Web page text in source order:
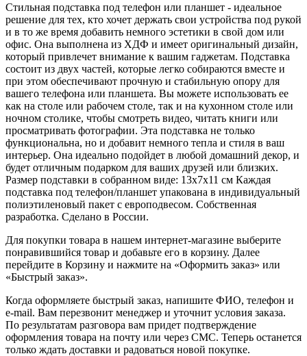
Стильная подставка под телефон или планшет - идеальное
решение для тех, кто хочет держать свои устройства под рукой
и в то же время добавить немного эстетики в свой дом или
офис. Она выполнена из ХДФ и имеет оригинальный дизайн,
который привлечет внимание к вашим гаджетам. Подставка
состоит из двух частей, которые легко собираются вместе и
при этом обеспечивают прочную и стабильную опору для
вашего телефона или планшета. Вы можете использовать ее
как на столе или рабочем столе, так и на кухонном столе или
ночном столике, чтобы смотреть видео, читать книги или
просматривать фотографии. Эта подставка не только
функциональна, но и добавит немного тепла и стиля в ваш
интерьер. Она идеально подойдет в любой домашний декор, и
будет отличным подарком для ваших друзей или близких.
Размер подставки в собранном виде: 13х7х11 см Каждая
подставка под телефон/планшет упакована в индивидуальный
полиэтиленовый пакет с европодвесом. Собственная
разработка. Сделано в России.
Для покупки товара в нашем интернет-магазине выберите
понравившийся товар и добавьте его в корзину. Далее
перейдите в Корзину и нажмите на «Оформить заказ» или
«Быстрый заказ».
Когда оформляете быстрый заказ, напишите ФИО, телефон и
e-mail. Вам перезвонит менеджер и уточнит условия заказа.
По результатам разговора вам придет подтверждение
оформления товара на почту или через СМС. Теперь останется
только ждать доставки и радоваться новой покупке.